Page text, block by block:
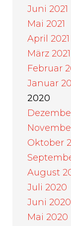
Juni 2021
Mai 2021
April 2021
März 2021
Februar
Januar
2020
Oktober
August
Juli 2020
Juni 2020
Mai 2020